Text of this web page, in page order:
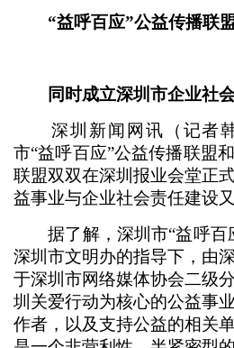
“益呼百应”公益传播联
同时成立深圳市企业社
深圳新闻网讯（记者韩
市“益呼百应”公益传播联盟
联盟双双在深圳报业会堂正
益事业与企业社会责任建设又
据了解，深圳市“益呼百
深圳市文明办的指导下，由
于深圳市网络媒体协会二级
圳关爱行动为核心的公益事
作者，以及支持公益的相关